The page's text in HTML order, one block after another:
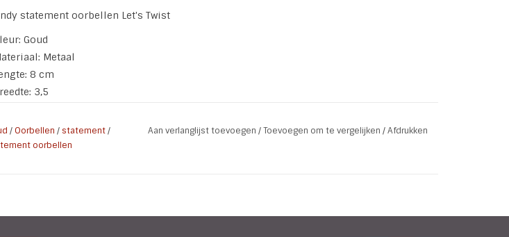
statement oorbellen Let's Twist
Goud
Metaal
8 cm
3,5
/Oorbellen /statement/
oorbellen
Aan verlanglijst toevoegen /Toevoegen om te vergelijken /Afdrukken